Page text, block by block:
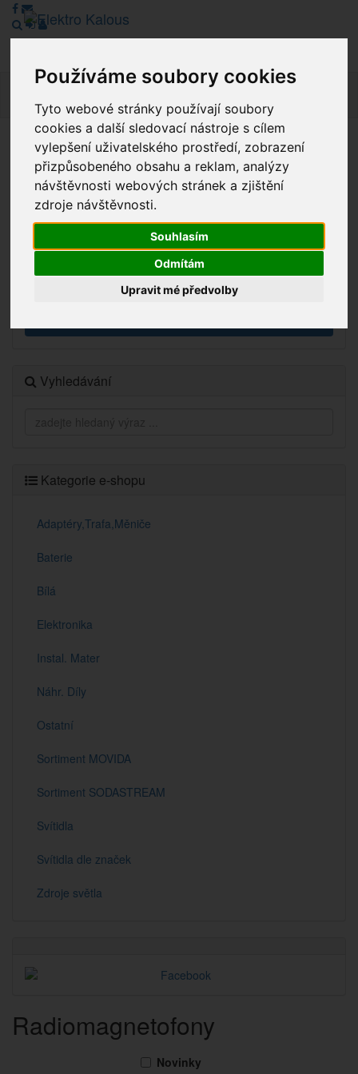
Používáme soubory cookies
Tyto webové stránky používají soubory
cookies a další sledovací nástroje s cílem
vylepšení uživatelského prostředí, zobrazení
přizpůsobeného obsahu a reklam, analýzy
návštěvnosti webových stránek a zjištění
zdroje návštěvnosti.
Souhlasím
Odmítám
Upravit mé předvolby
Vážení zákazníci, v tuto chvíli je Náš internetový obchod v
režimu Katalogu. Objednávky on-line nyní nelze vyřídit.
Děkujeme za pochopení.
Výprodej
Vyhledávání
Kategorie e-shopu
Adaptéry,Trafa,Měniče
Baterie
Bílá
Elektronika
Instal. Mater
Náhr. Díly
Ostatní
Sortiment MOVIDA
Sortiment SODASTREAM
Svítidla
Svítidla dle značek
Zdroje světla
Radiomagnetofony
Novinky